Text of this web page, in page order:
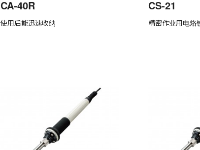
CA-40R
使用后能迅速收纳
CS-21
精密作业用电烙